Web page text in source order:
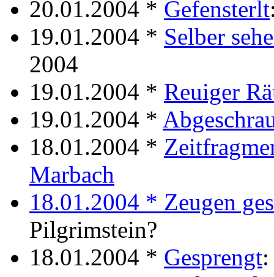
20.01.2004 * Gefensterlt
19.01.2004 * Selber
2004
19.01.2004 * Reuiger
19.01.2004 *
18.01.2004 *
Marbach
18.01.2004 * Zeugen
Pilgrimstein?
18.01.2004 * Gesprengt